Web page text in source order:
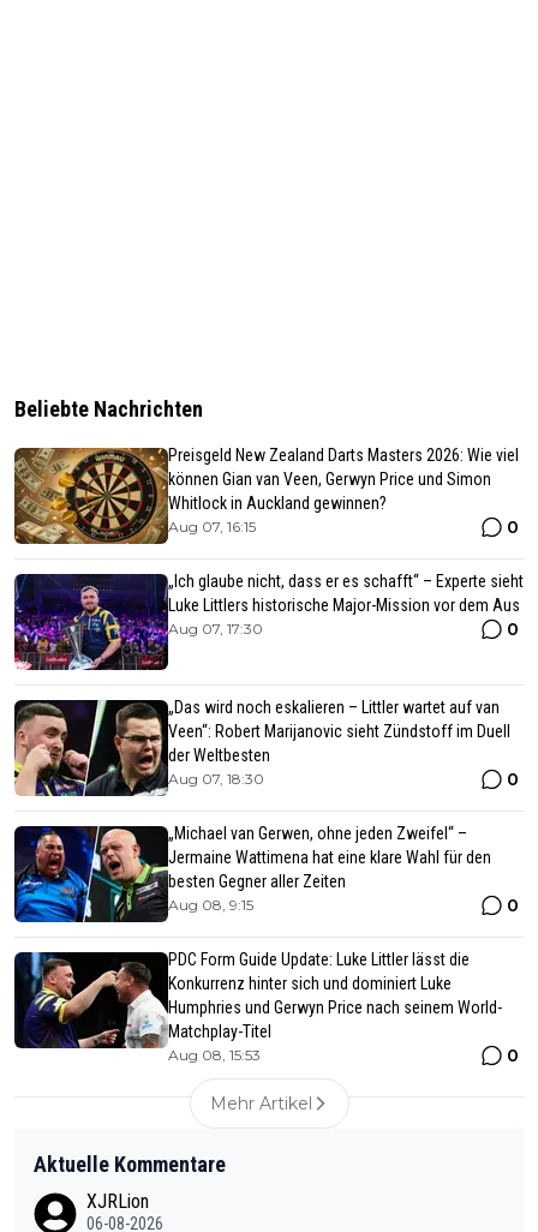
Beliebte Nachrichten
Preisgeld New Zealand Darts Masters 2026: Wie viel
können Gian van Veen, Gerwyn Price und Simon
Whitlock in Auckland gewinnen?
Aug 07, 16:15 0
„Ich glaube nicht, dass er es schafft“ – Experte sieht
Luke Littlers historische Major-Mission vor dem Aus
Aug 07, 17:30 0
„Das wird noch eskalieren – Littler wartet auf van
Veen“: Robert Marijanovic sieht Zündstoff im Duell
der Weltbesten
Aug 07, 18:30 0
„Michael van Gerwen, ohne jeden Zweifel“ –
Jermaine Wattimena hat eine klare Wahl für den
besten Gegner aller Zeiten
Aug 08, 9:15 0
PDC Form Guide Update: Luke Littler lässt die
Konkurrenz hinter sich und dominiert Luke
Humphries und Gerwyn Price nach seinem World-
Matchplay-Titel
Aug 08, 15:53 0
Mehr Artikel
Aktuelle Kommentare
XJRLion
06-08-2026